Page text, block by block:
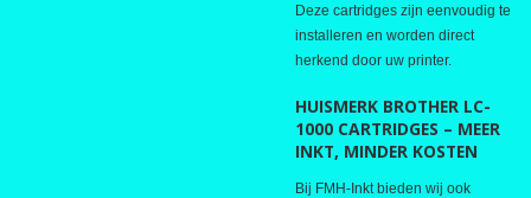
Deze cartridges zijn eenvoudig te
installeren en worden direct
herkend door uw printer.
HUISMERK BROTHER LC-
1000 CARTRIDGES – MEER
INKT, MINDER KOSTEN
Bij FMH-Inkt bieden wij ook